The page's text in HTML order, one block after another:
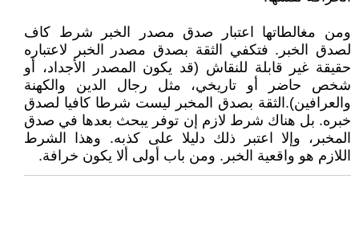
ومن مغالطاتها اعتبار صدق مصدر الخبر شرط كاف
لصدق الخبر. فتكفي الثقة بصدق مصدر الخبر لاعتباره
حقيقة غير قابلة للنقاش (قد يكون المصدر الأجداد، أو
شخص حاضر أو تاريخي، مثل رجال الدين والكهنة
والعرافين).الثقة بصدق المخبر ليست شرطا كافيا لصدق
خبره. بل هناك شرط لازم إن توفر يبحث بعدها في صدق
المخبر، وإلا اعتبر ذلك دليلا على كذبه. وهذا الشرط
اللازم هو واقعية الخبر. ومن باب أولى ألا يكون خرافة.